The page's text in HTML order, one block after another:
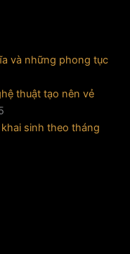
và những phong tục
thuật tạo nên vẻ
sinh theo tháng